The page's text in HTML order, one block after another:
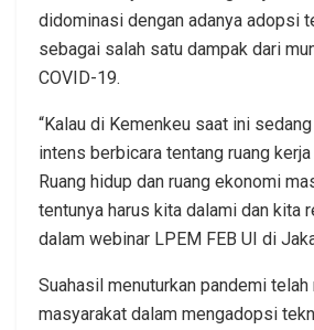
didominasi dengan adanya adopsi
sebagai salah satu dampak dari
COVID-19.
“Kalau di Kemenkeu saat ini
intens berbicara tentang ruang
Ruang hidup dan ruang ekonomi
tentunya harus kita dalami dan kita
dalam webinar LPEM FEB UI di
Suahasil menuturkan pandemi
masyarakat dalam mengadopsi